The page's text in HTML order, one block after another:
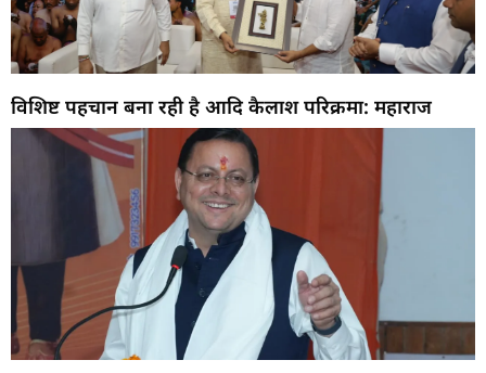
विशिष्ट पहचान बना रही है आदि कैलाश परिक्रमा: महाराज